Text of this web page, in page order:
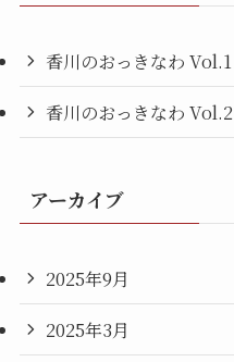
香川のおっきなわ Vol.1
香川のおっきなわ Vol.2
アーカイブ
2025年9月
2025年3月